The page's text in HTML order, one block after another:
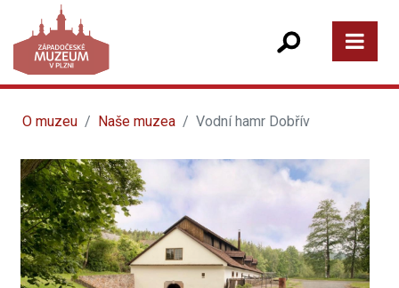
O muzeu Naše muzea Vodní hamr Dobřív